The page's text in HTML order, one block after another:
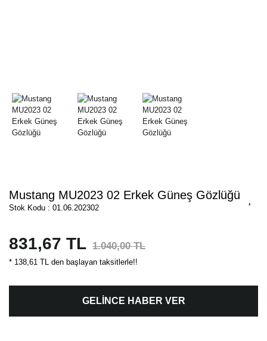
Mustang MU2023 02 Erkek Güneş Gözlüğü
Stok Kodu : 01.06.202302
831,67 TL 1.040,00 TL
* 138,61 TL den başlayan taksitlerle!!
GELİNCE HABER VER